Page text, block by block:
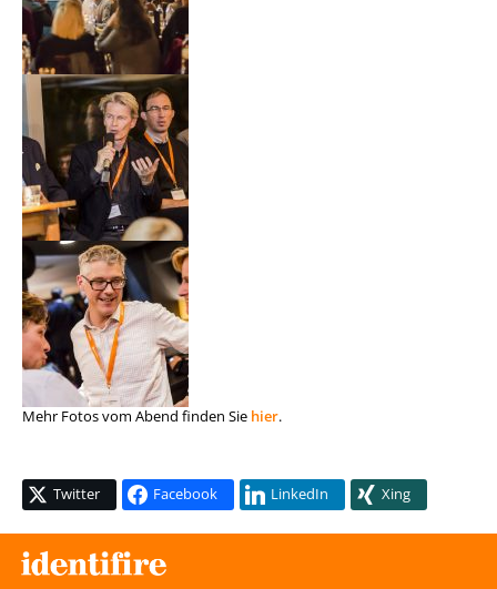
Mehr Fotos vom Abend finden Sie hier.
Twitter Facebook LinkedIn Xing